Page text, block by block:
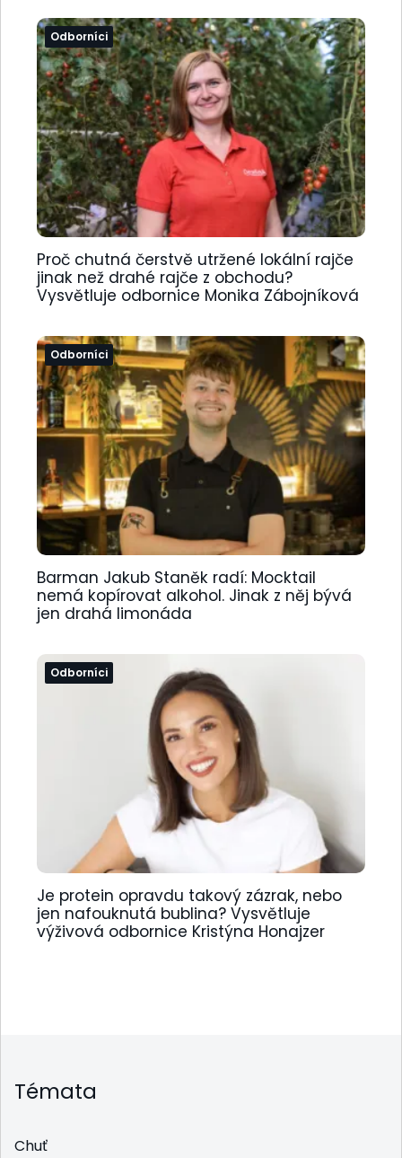
Odborníci
Proč chutná čerstvě utržené lokální rajče
jinak než drahé rajče z obchodu?
Vysvětluje odbornice Monika Zábojníková
Odborníci
Barman Jakub Staněk radí: Mocktail
nemá kopírovat alkohol. Jinak z něj bývá
jen drahá limonáda
Odborníci
Je protein opravdu takový zázrak, nebo
jen nafouknutá bublina? Vysvětluje
výživová odbornice Kristýna Honajzer
Témata
Chuť